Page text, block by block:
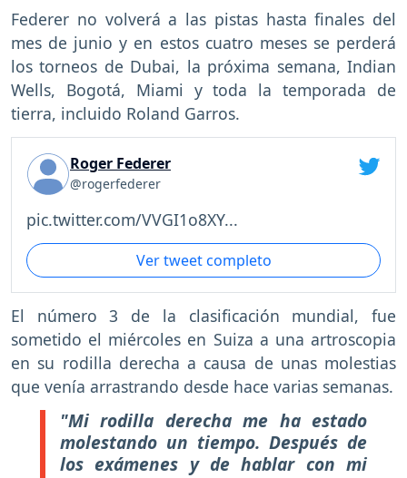
Federer no volverá a las pistas hasta finales del
mes de junio y en estos cuatro meses se perderá
los torneos de Dubai, la próxima semana, Indian
Wells, Bogotá, Miami y toda la temporada de
tierra, incluido Roland Garros.
Roger Federer
@rogerfederer
pic.twitter.com/VVGI1o8XY...
Ver tweet completo
El número 3 de la clasificación mundial, fue
sometido el miércoles en Suiza a una artroscopia
en su rodilla derecha a causa de unas molestias
que venía arrastrando desde hace varias semanas.
"Mi rodilla derecha me ha estado
molestando un tiempo. Después de
los exámenes y de hablar con mi